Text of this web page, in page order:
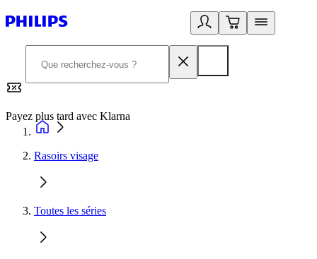
Payez plus tard avec Klarna
Rasoirs visage
Toutes les séries